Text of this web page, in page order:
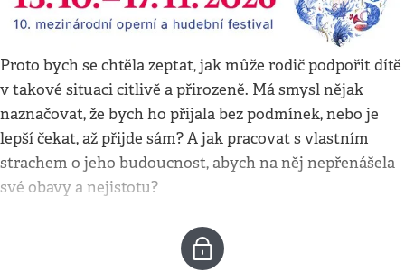
Proto bych se chtěla zeptat, jak může rodič podpořit dítě
v takové situaci citlivě a přirozeně. Má smysl nějak
naznačovat, že bych ho přijala bez podmínek, nebo je
lepší čekat, až přijde sám? A jak pracovat s vlastním
strachem o jeho budoucnost, abych na něj nepřenášela
své obavy a nejistotu?